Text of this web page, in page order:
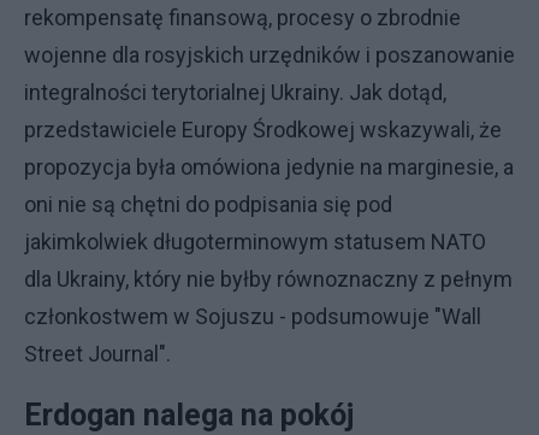
rekompensatę finansową, procesy o zbrodnie
wojenne dla rosyjskich urzędników i poszanowanie
integralności terytorialnej Ukrainy. Jak dotąd,
przedstawiciele Europy Środkowej wskazywali, że
propozycja była omówiona jedynie na marginesie, a
oni nie są chętni do podpisania się pod
jakimkolwiek długoterminowym statusem NATO
dla Ukrainy, który nie byłby równoznaczny z pełnym
członkostwem w Sojuszu - podsumowuje "Wall
Street Journal".
Erdogan nalega na pokój